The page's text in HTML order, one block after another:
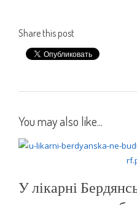
Share this post
You may also like...
У лікарні